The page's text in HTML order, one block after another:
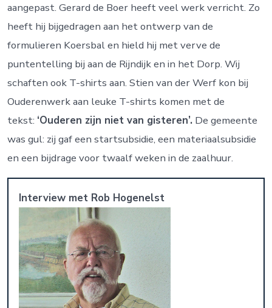
aangepast. Gerard de Boer heeft veel werk verricht. Zo
heeft hij bijgedragen aan het ontwerp van de
formulieren Koersbal en hield hij met verve de
puntentelling bij aan de Rijndijk en in het Dorp. Wij
schaften ook T-shirts aan. Stien van der Werf kon bij
Ouderenwerk aan leuke T-shirts komen met de
tekst: ‘Ouderen zijn niet van gisteren’. De gemeente
was gul: zij gaf een startsubsidie, een materiaalsubsidie
en een bijdrage voor twaalf weken in de zaalhuur.
Interview met Rob Hogenelst